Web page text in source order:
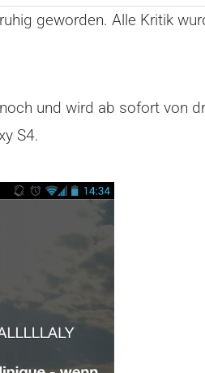
geworden. Alle Kritik
und wird ab sofort von
S4.